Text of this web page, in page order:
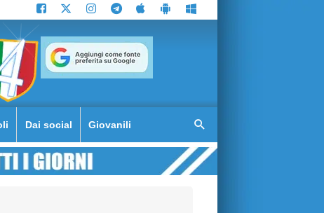
Dai social Giovanili